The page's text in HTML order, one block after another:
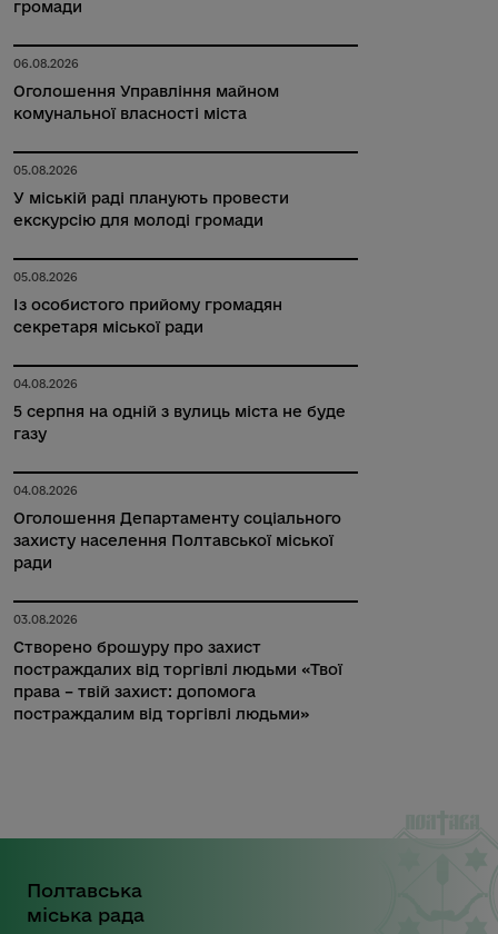
громади
06.08.2026
Оголошення Управління майном
комунальної власності міста
05.08.2026
У міській раді планують провести
екскурсію для молоді громади
05.08.2026
Із особистого прийому громадян
секретаря міської ради
04.08.2026
5 серпня на одній з вулиць міста не буде
газу
04.08.2026
Оголошення Департаменту соціального
захисту населення Полтавської міської
ради
03.08.2026
Створено брошуру про захист
постраждалих від торгівлі людьми «Твої
права – твій захист: допомога
постраждалим від торгівлі людьми»
Полтавська
міська рада